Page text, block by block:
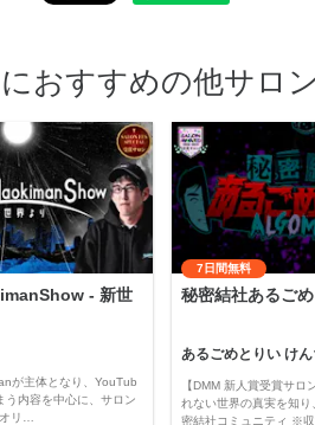
おすすめの他サロン
- 新世
が主体となり、YouTub
う内容を中心に、サロン
リ…
7日間無料
秘密結社あるご
あるごめとりい け
【DMM 新人賞受賞サロ
れない世界の真実を知
密結社コミュニティ ※収